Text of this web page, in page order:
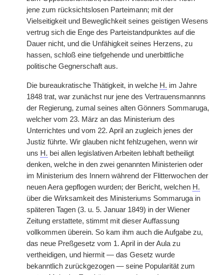
jene zum rücksichtslosen Parteimann; mit der
Vielseitigkeit und Beweglichkeit seines geistigen Wesens
vertrug sich die Enge des Parteistandpunktes auf die
Dauer nicht, und die Unfähigkeit seines Herzens, zu
hassen, schloß eine tiefgehende und unerbittliche
politische Gegnerschaft aus.
Die bureaukratische Thätigkeit, in welche H. im Jahre
1848 trat, war zunächst nur jene des Vertrauensmannns
der Regierung, zumal seines alten Gönners Sommaruga,
welcher vom 23. März an das Ministerium des
Unterrichtes und vom 22. April an zugleich jenes der
Justiz führte. Wir glauben nicht fehlzugehen, wenn wir
uns H. bei allen legislativen Arbeiten lebhaft betheiligt
denken, welche in den zwei genannten Ministerien oder
im Ministerium des Innern während der Flitterwochen der
neuen Aera gepflogen wurden; der Bericht, welchen H.
über die Wirksamkeit des Ministeriums Sommaruga in
späteren Tagen (3. u. 5. Januar 1849) in der Wiener
Zeitung erstattete, stimmt mit dieser Auffassung
vollkommen überein. So kam ihm auch die Aufgabe zu,
das neue Preßgesetz vom 1. April in der Aula zu
vertheidigen, und hiermit — das Gesetz wurde
bekanntlich zurückgezogen — seine Popularität zum